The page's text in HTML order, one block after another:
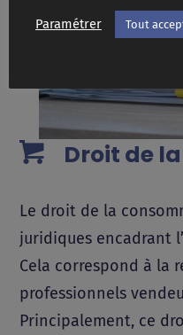
Droit de
Le droit de la
juridiques encadrant
Cela correspond à la
professionnels
Principalement, ce
Paramétrer Tout